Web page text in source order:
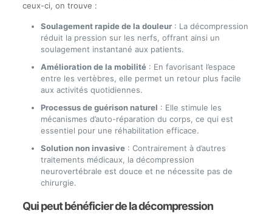
ceux-ci, on trouve :
Soulagement rapide de la douleur: La décompression
réduit la pression sur les nerfs, offrant ainsi un
soulagement instantané aux patients.
Amélioration de la mobilité: En favorisant l’espace
entre les vertèbres, elle permet un retour plus facile
aux activités quotidiennes.
Processus de guérison naturel : Elle stimule les
mécanismes d’auto-réparation du corps, ce qui est
essentiel pour une réhabilitation efficace.
Solution non invasive: Contrairement à d’autres
traitements médicaux, la décompression
neurovertébrale est douce et ne nécessite pas de
chirurgie.
Qui peut bénéficier de la décompression